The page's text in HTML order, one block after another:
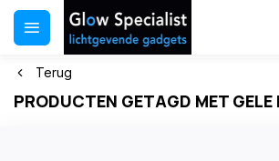
Terug
PRODUCTEN GETAGD MET GELE